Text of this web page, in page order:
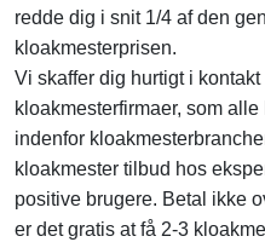
redde dig i snit 1/4 af den
kloakmesterprisen.
Vi skaffer dig hurtigt i
kloakmesterfirmaer, som
indenfor
kloakmester tilbud hos
positive brugere. Betal ikke
er det gratis at få 2-3